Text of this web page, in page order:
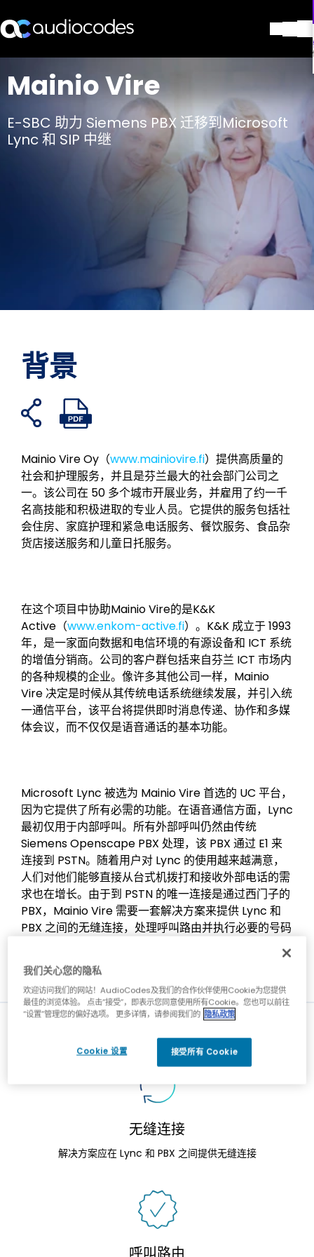
产品与应用
服务与支持
公司
Stay in the loop
加入我们的分发列表
Mainio Vire
E-SBC 助力 Siemens PBX 迁移到Microsoft
Lync 和 SIP 中继
背景
打
开
享
链
接
在
假
上
分
享
Twitter上
分
享
子
邮
件
分
享
开
文
件
Mainio Vire Oy（www.mainiovire.fi）提供高质量的
社会和护理服务，并且是芬兰最大的社会部门公司之
一。该公司在 50 多个城市开展业务，并雇用了约一千
名高技能和积极进取的专业人员。它提供的服务包括社
会住房、家庭护理和紧急电话服务、餐饮服务、食品杂
货店接送服务和儿童日托服务。
在这个项目中协助Mainio Vire的是K&K
Active（www.enkom-active.fi）。K&K 成立于 1993
年，是一家面向数据和电信环境的有源设备和 ICT 系统
的增值分销商。公司的客户群包括来自芬兰 ICT 市场内
的各种规模的企业。像许多其他公司一样，Mainio
Vire 决定是时候从其传统电话系统继续发展，并引入统
一通信平台，该平台将提供即时消息传递、协作和多媒
体会议，而不仅仅是语音通话的基本功能。
Microsoft Lync 被选为 Mainio Vire 首选的 UC 平台，
因为它提供了所有必需的功能。在语音通信方面，Lync
最初仅用于内部呼叫。所有外部呼叫仍然由传统
Siemens Openscape PBX 处理，该 PBX 通过 E1 来
连接到 PSTN。随着用户对 Lync 的使用越来越满意，
人们对他们能够直接从台式机拨打和接收外部电话的需
求也在增长。由于到 PSTN 的唯一连接是通过西门子的
PBX，Mainio Vire 需要一套解决方案来提供 Lync 和
PBX 之间的无缝连接，处理呼叫路由并执行必要的号码
亮点与挑战
无缝连接
解决方案应在 Lync 和 PBX 之间提供无缝连接
我们关心您的隐私
欢迎访问我们的网站！AudioCodes及我们的合作伙伴使用Cookie为您提供
最佳的浏览体验。 点击“接受”，即表示您同意使用所有Cookie。您也可以前往
“设置”管理您的偏好选项。 更多详情，请参阅我们的 隐私政策
Cookie 设置 接受所有 Cookie